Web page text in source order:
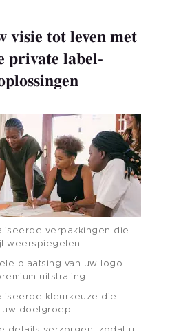
visie tot leven met
private label-
verpakkingen die
weerspiegelen.
plaatsing van uw logo
uitstraling.
kleurkeuze die
uw doelgroep.